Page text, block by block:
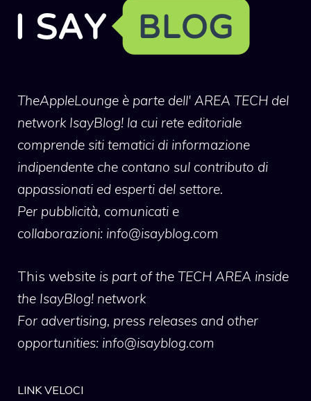
TheAppleLounge è parte dell' AREA TECH del
network IsayBlog! la cui rete editoriale
comprende siti tematici di informazione
indipendente che contano sul contributo di
appassionati ed esperti del settore.
Per pubblicità, comunicati e
collaborazioni: info@isayblog.com
This website is part of the TECH AREA inside
the IsayBlog! network
For advertising, press releases and other
opportunities: info@isayblog.com
LINK VELOCI